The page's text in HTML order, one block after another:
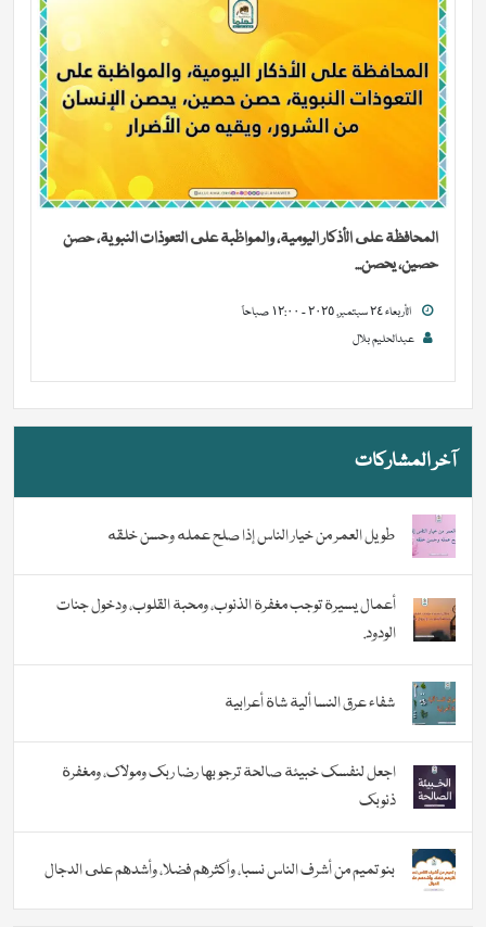
المحافظة على الأذكار اليومية، والمواظبة على التعوذات النبوية، حصن
حصين، يحصن...
الأربعاء ٢٤ سبتمبر, ٢٠٢٥ - ١٢:٠٠ صباحاً
عبدالحليم بلال
آخر المشاركات
طويل العمر من خيار الناس إذا صلح عمله وحسن خلقه
أعمال يسيرة توجب مغفرة الذنوب، ومحبة القلوب، ودخول جنات
الودود.
شفاء عرق النسا ألية شاة أعرابية
اجعل لنفسك خبيئة صالحة ترجو بها رضا ربك ومولاك، ومغفرة
ذنوبك
بنو تميم من أشرف الناس نسبا، وأكثرهم فضلا، وأشدهم على الدجال